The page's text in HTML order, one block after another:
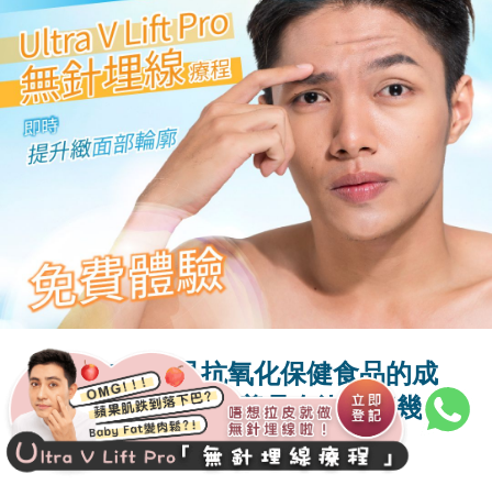
4
2大常見抗氧化保健食品的成
分！注意保養品有沒有這幾樣
成分吧！